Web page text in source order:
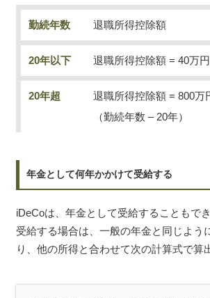
勤続年数 退職所得控除額
20年以下 退職所得控除額 = 40万
20年超
退職所得控除額 = 800万
（勤続年数 – 20年）
年金として何年かかけて受給する
iDeCoは、年金として受給することもで
受給する場合は、一般の年金と同じよう
り、他の所得と合わせて次の計算式で算